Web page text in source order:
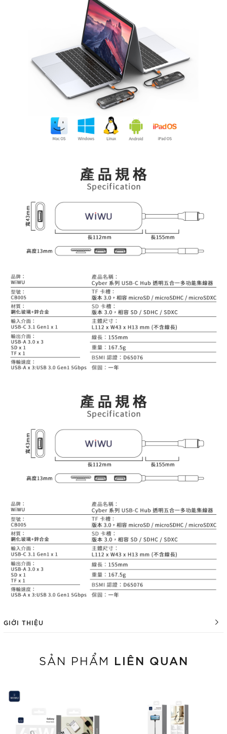
GIỚI THIỆU
SẢN PHẨM LIÊN QUAN